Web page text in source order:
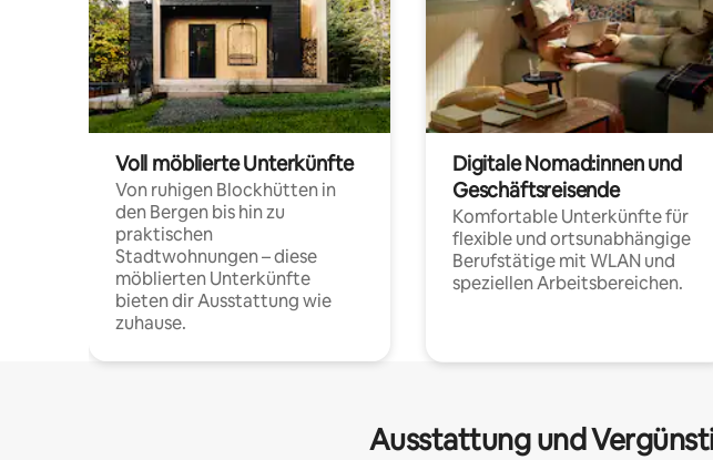
Voll möblierte Unterkünfte
Von ruhigen Blockhütten in
den Bergen bis hin zu
praktischen
Stadtwohnungen – diese
möblierten Unterkünfte
bieten dir Ausstattung wie
zuhause.
Digitale Nomad:innen und
Geschäftsreisende
Komfortable Unterkünfte für
flexible und ortsunabhängige
Berufstätige mit WLAN und
speziellen Arbeitsbereichen.
Ausstattung und